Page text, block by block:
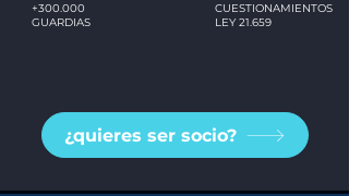
+300.000
GUARDIAS
CUESTIONAMIENTOS
LEY 21.659
¿quieres ser socio?